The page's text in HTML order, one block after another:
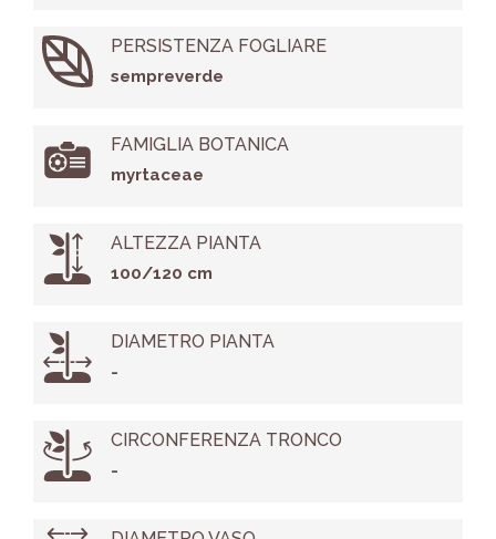
PERSISTENZA FOGLIARE
sempreverde
FAMIGLIA BOTANICA
myrtaceae
ALTEZZA PIANTA
100/120 cm
DIAMETRO PIANTA
-
CIRCONFERENZA TRONCO
-